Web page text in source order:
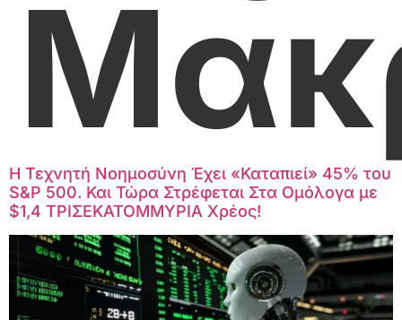
Η Τεχνητή Νοημοσύνη Έχει «Καταπιεί» 45% του
S&P 500. Και Τώρα Στρέφεται Στα Ομόλογα με
$1,4 ΤΡΙΣΕΚΑΤΟΜΜΥΡΙΑ Χρέος!